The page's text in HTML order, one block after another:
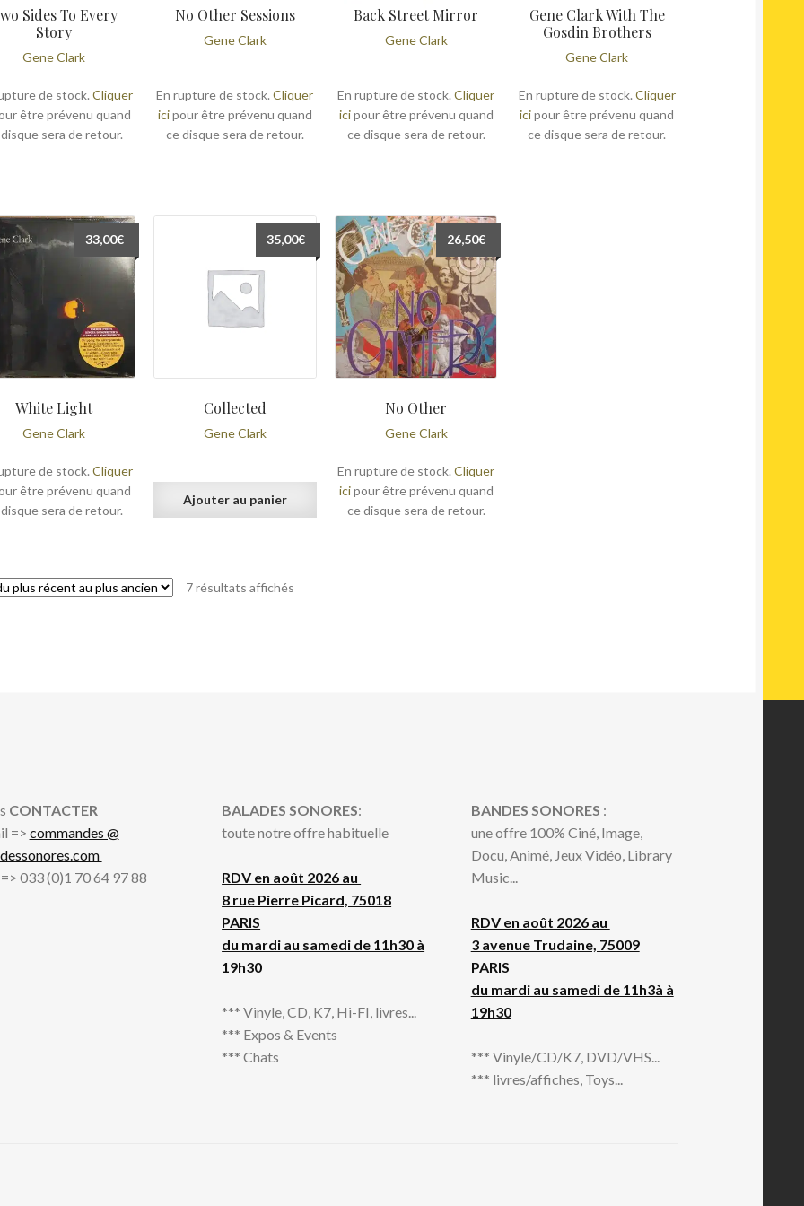
Sides To Every
Story
Gene Clark
de stock. Cliquer
être prévenu quand
sera de retour.
No Other Sessions
Gene Clark
En rupture de stock.Cliquer
icipour être prévenu quand
ce disque sera de retour.
Back Street Mirror
Gene Clark
En rupture de stock.Cliquer
icipour être prévenu quand
ce disque sera de retour.
Gene Clark With The
Gosdin Brothers
Gene Clark
En rupture de stock. Cliquer
icipour être prévenu quand
ce disque sera de retour.
White Light
Gene Clark
33,00€
de stock. Cliquer
être prévenu quand
sera de retour.
Collected
Gene Clark
35,00€
Ajouter au panier
No Other
Gene Clark
26,50€
En rupture de stock.Cliquer
icipour être prévenu quand
ce disque sera de retour.
7 résultats affichésTrié
CONTACTER
=> commandes @
033 (0)1 70 64 97 88
BALADES SONORES:
toute notre offre habituelle
RDV en août 2026 au
8 rue Pierre Picard, 75018
PARIS
du mardi au samedi de 11h30 à
19h30
*** Vinyle, CD, K7, Hi-FI, livres...
*** Expos & Events
*** Chats
BANDES SONORES :
une offre 100% Ciné, Image,
Docu, Animé, Jeux Vidéo, Library
Music...
RDV en août 2026 au
3 avenue Trudaine, 75009
PARIS
du mardi au samedi de 11h3à à
19h30
*** Vinyle/CD/K7, DVD/VHS...
*** livres/affiches, Toys...